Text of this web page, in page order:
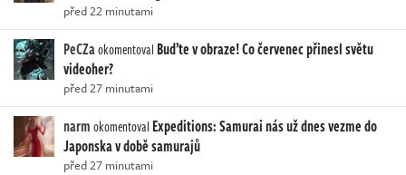
před 22 minutami
PeCZaokomentoval Buďte v obraze! Co červenec přinesl světu
videoher?
před 27 minutami
narmokomentoval Expeditions: Samurai nás už dnes vezme do
Japonska v době samurajů
před 27 minutami